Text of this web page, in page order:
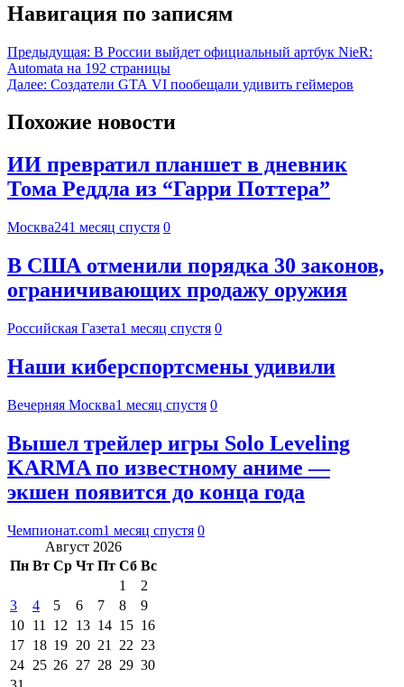
Навигация по записям
Предыдущая: В России выйдет официальный артбук NieR:
Automata на 192 страницы
Далее: Создатели GTA VI пообещали удивить геймеров
Похожие новости
ИИ превратил планшет в дневник
Тома Реддла из “Гарри Поттера”
Москва241 месяц спустя 0
В США отменили порядка 30 законов,
ограничивающих продажу оружия
Российская Газета1 месяц спустя 0
Наши киберспортсмены удивили
Вечерняя Москва1 месяц спустя 0
Вышел трейлер игры Solo Leveling
KARMA по известному аниме —
экшен появится до конца года
Чемпионат.com1 месяц спустя 0
Август 2026
Пн Вт Ср Чт Пт Сб Вс
1
2
3
4 5 6 7 8
9
10 11 12 13 14 15 16
17 18 19 20 21 22 23
24 25 26 27 28 29 30